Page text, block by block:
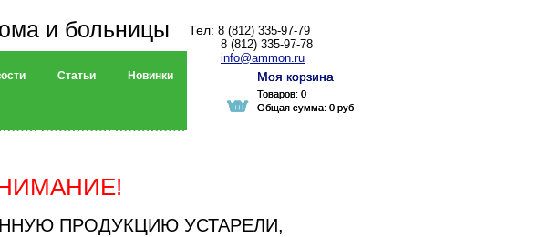
и больницы Тел: 8 (812) 335-97-79
8 (812) 335-97-78
info@ammon.ru
Моя корзина
Товаров: 0
Общая сумма: 0 руб
Статьи Новинки Моя корзина
Товаров: 0
Общая сумма: 0 руб
ПРОДУКЦИЮ УСТАРЕЛИ,